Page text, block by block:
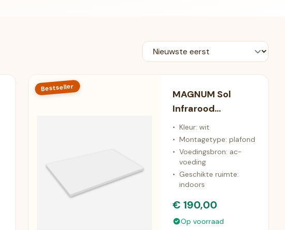
Bestseller
MAGNUM Sol
Infrarood
Plafondverwarmin
g (600 Watt)
• Kleur: wit
• Montagetype: plafond
• Voedingsbron: ac-
voeding
• Geschikte ruimte:
indoors
€ 190,00
Op voorraad